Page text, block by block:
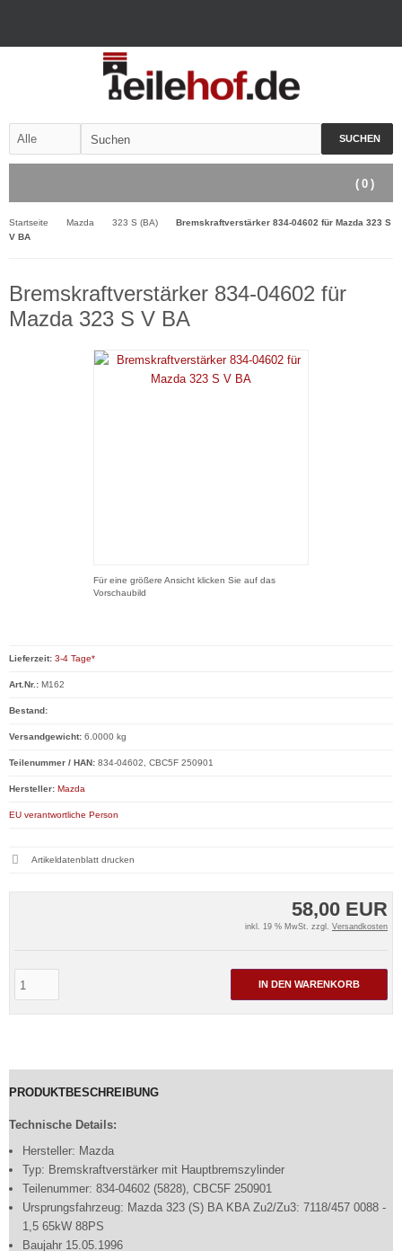
SUCHEN
( 0 )
Startseite Mazda 323 S (BA)
Bremskraftverstärker 834-04602 für Mazda 323 S
V BA
Bremskraftverstärker 834-04602 für
Mazda 323 S V BA
Für eine größere Ansicht klicken Sie auf das
Vorschaubild
58,00 EUR
inkl. 19 % MwSt. zzgl. Versandkosten
IN DEN WARENKORB
Lieferzeit: 3-4 Tage*
Art.Nr.: M162
Bestand:
Versandgewicht: 6.0000 kg
Teilenummer / HAN: 834-04602, CBC5F 250901
Hersteller: Mazda
EU verantwortliche Person
Artikeldatenblatt drucken
PRODUKTBESCHREIBUNG
Technische Details:
Hersteller: Mazda
Typ: Bremskraftverstärker mit Hauptbremszylinder
Teilenummer: 834-04602 (5828), CBC5F 250901
Ursprungsfahrzeug: Mazda 323 (S) BA KBA Zu2/Zu3: 7118/457 0088 -
1,5 65kW 88PS
Baujahr 15.05.1996